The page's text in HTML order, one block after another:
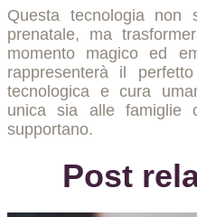
Questa tecnologia non
prenatale, ma
momento magico ed
rappresenterà il
tecnologica e cura
unica sia alle famiglie
supportano.
Post